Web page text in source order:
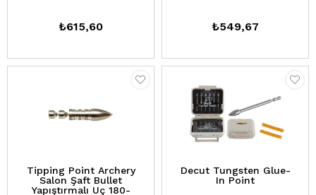
₺615,60 ₺549,67
Tipping Point Archery
Salon Şaft Bullet
Yapıştırmalı Uç 180-
Decut Tungsten Glue-
In Point